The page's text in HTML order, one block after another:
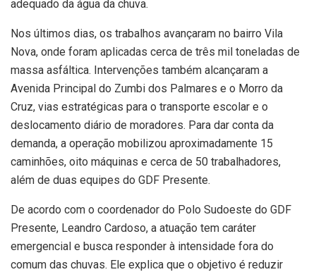
adequado da água da chuva.
Nos últimos dias, os trabalhos avançaram no bairro Vila
Nova, onde foram aplicadas cerca de três mil toneladas de
massa asfáltica. Intervenções também alcançaram a
Avenida Principal do Zumbi dos Palmares e o Morro da
Cruz, vias estratégicas para o transporte escolar e o
deslocamento diário de moradores. Para dar conta da
demanda, a operação mobilizou aproximadamente 15
caminhões, oito máquinas e cerca de 50 trabalhadores,
além de duas equipes do GDF Presente.
De acordo com o coordenador do Polo Sudoeste do GDF
Presente, Leandro Cardoso, a atuação tem caráter
emergencial e busca responder à intensidade fora do
comum das chuvas. Ele explica que o objetivo é reduzir